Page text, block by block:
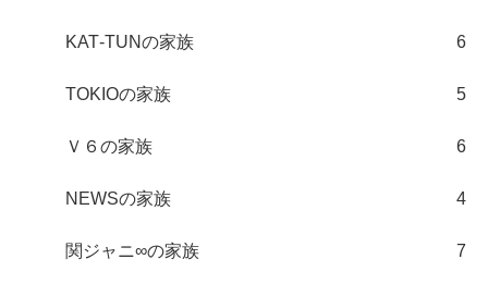
KAT‐TUNの家族 6
TOKIOの家族 5
Ｖ６の家族 6
NEWSの家族 4
関ジャニ∞の家族 7